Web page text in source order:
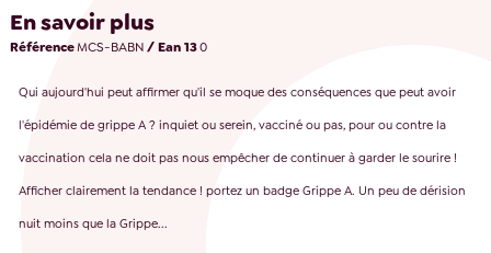
En savoir plus
RéférenceMCS-BABN / Ean 130
Qui aujourd'hui peut affirmer qu'il se moque des conséquences que peut avoir
l'épidémie de grippe A ? inquiet ou serein, vacciné ou pas, pour ou contre la
vaccination cela ne doit pas nous empêcher de continuer à garder le sourire !
Afficher clairement la tendance ! portez un badge Grippe A. Un peu de dérision
nuit moins que la Grippe...